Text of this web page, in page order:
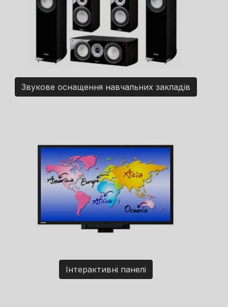
Звукове оснащення навчальних закладів
Інтерактивні панелі